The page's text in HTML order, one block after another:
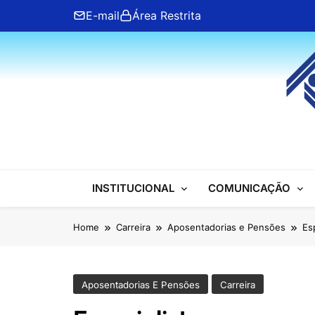
content
E-mail Área Restrita
ANFIP Nacional
INSTITUCIONAL COMUNICAÇÃO
Home Carreira Aposentadorias e Pensões
Aposentadorias E Pensões Carreira